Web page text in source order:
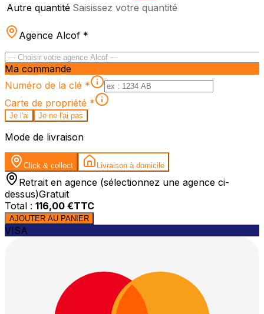
Autre quantité Saisissez votre quantité
Agence Alcof *
Ma commande
Numéro de la clé *
Carte de propriété *
Je l'ai Je ne l'ai pas
Mode de livraison
Click & collect Livraison à domicile
Retrait en agence (sélectionnez une agence ci-
dessus)Gratuit
Total : 116,00 €TTC
AJOUTER AU PANIER
VISA